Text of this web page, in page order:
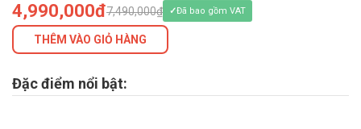
4,990,000đ7,490,000₫ Đã bao gồm VAT
THÊM VÀO GIỎ HÀNG
Đặc điểm nổi bật: